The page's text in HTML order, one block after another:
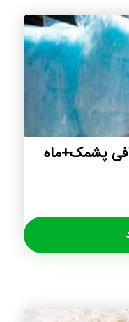
پشمک+ماه